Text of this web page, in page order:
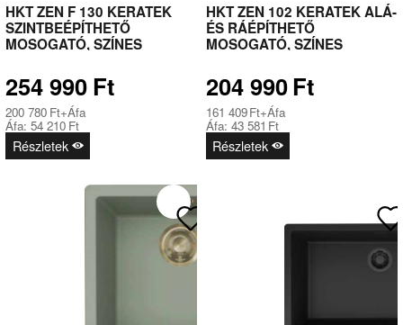
HKT ZEN F 130 KERATEK
SZINTBEÉPÍTHETŐ
MOSOGATÓ, SZÍNES
SZERELVÉNYEKKEL, 80 CM-
ES
KORPUSZOKHOZ,BARNA-
BRONZ
254 990Ft
200 780 Ft+Áfa
Áfa: 54 210 Ft
Részletek
HKT ZEN 102 KERATEK ALÁ-
ÉS RÁÉPÍTHETŐ
MOSOGATÓ, SZÍNES
SZERELVÉNYEKKEL, 50 CM-
ES
KORPUSZOKHOZ,FEKETE-
FEKETE
204 990Ft
161 409Ft+Áfa
Áfa: 43 581 Ft
Részletek